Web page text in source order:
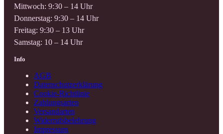
Mittwoch: 9:30 – 14 Uhr
Donnerstag: 9:30 – 14 Uhr
Freitag: 9:30 – 13 Uhr
Samstag: 10 – 14 Uhr
Info
AGB
Datenschutzerklärung
Cookie-Richtlinie
Zahlungsarten
Versandarten
Widerrufsbelehrung
Impressum